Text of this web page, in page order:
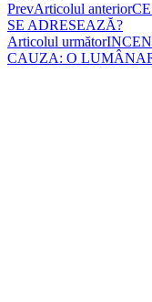
PrevArticolul anterior
SE ADRESEAZĂ?
Articolul următor
CAUZA: O